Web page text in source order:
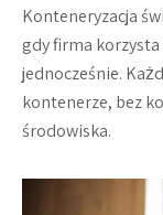
Konteneryzacja
gdy firma
jednocześnie.
kontenerze, bez
środowiska.